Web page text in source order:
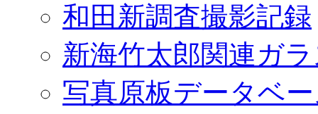
和田新調査撮影記録
新海竹太郎関連ガ
写真原板データベ